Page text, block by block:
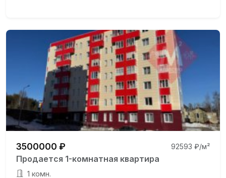
3500000 ₽ 92593 ₽/м²
Продается 1-комнатная квартира
1 комн.